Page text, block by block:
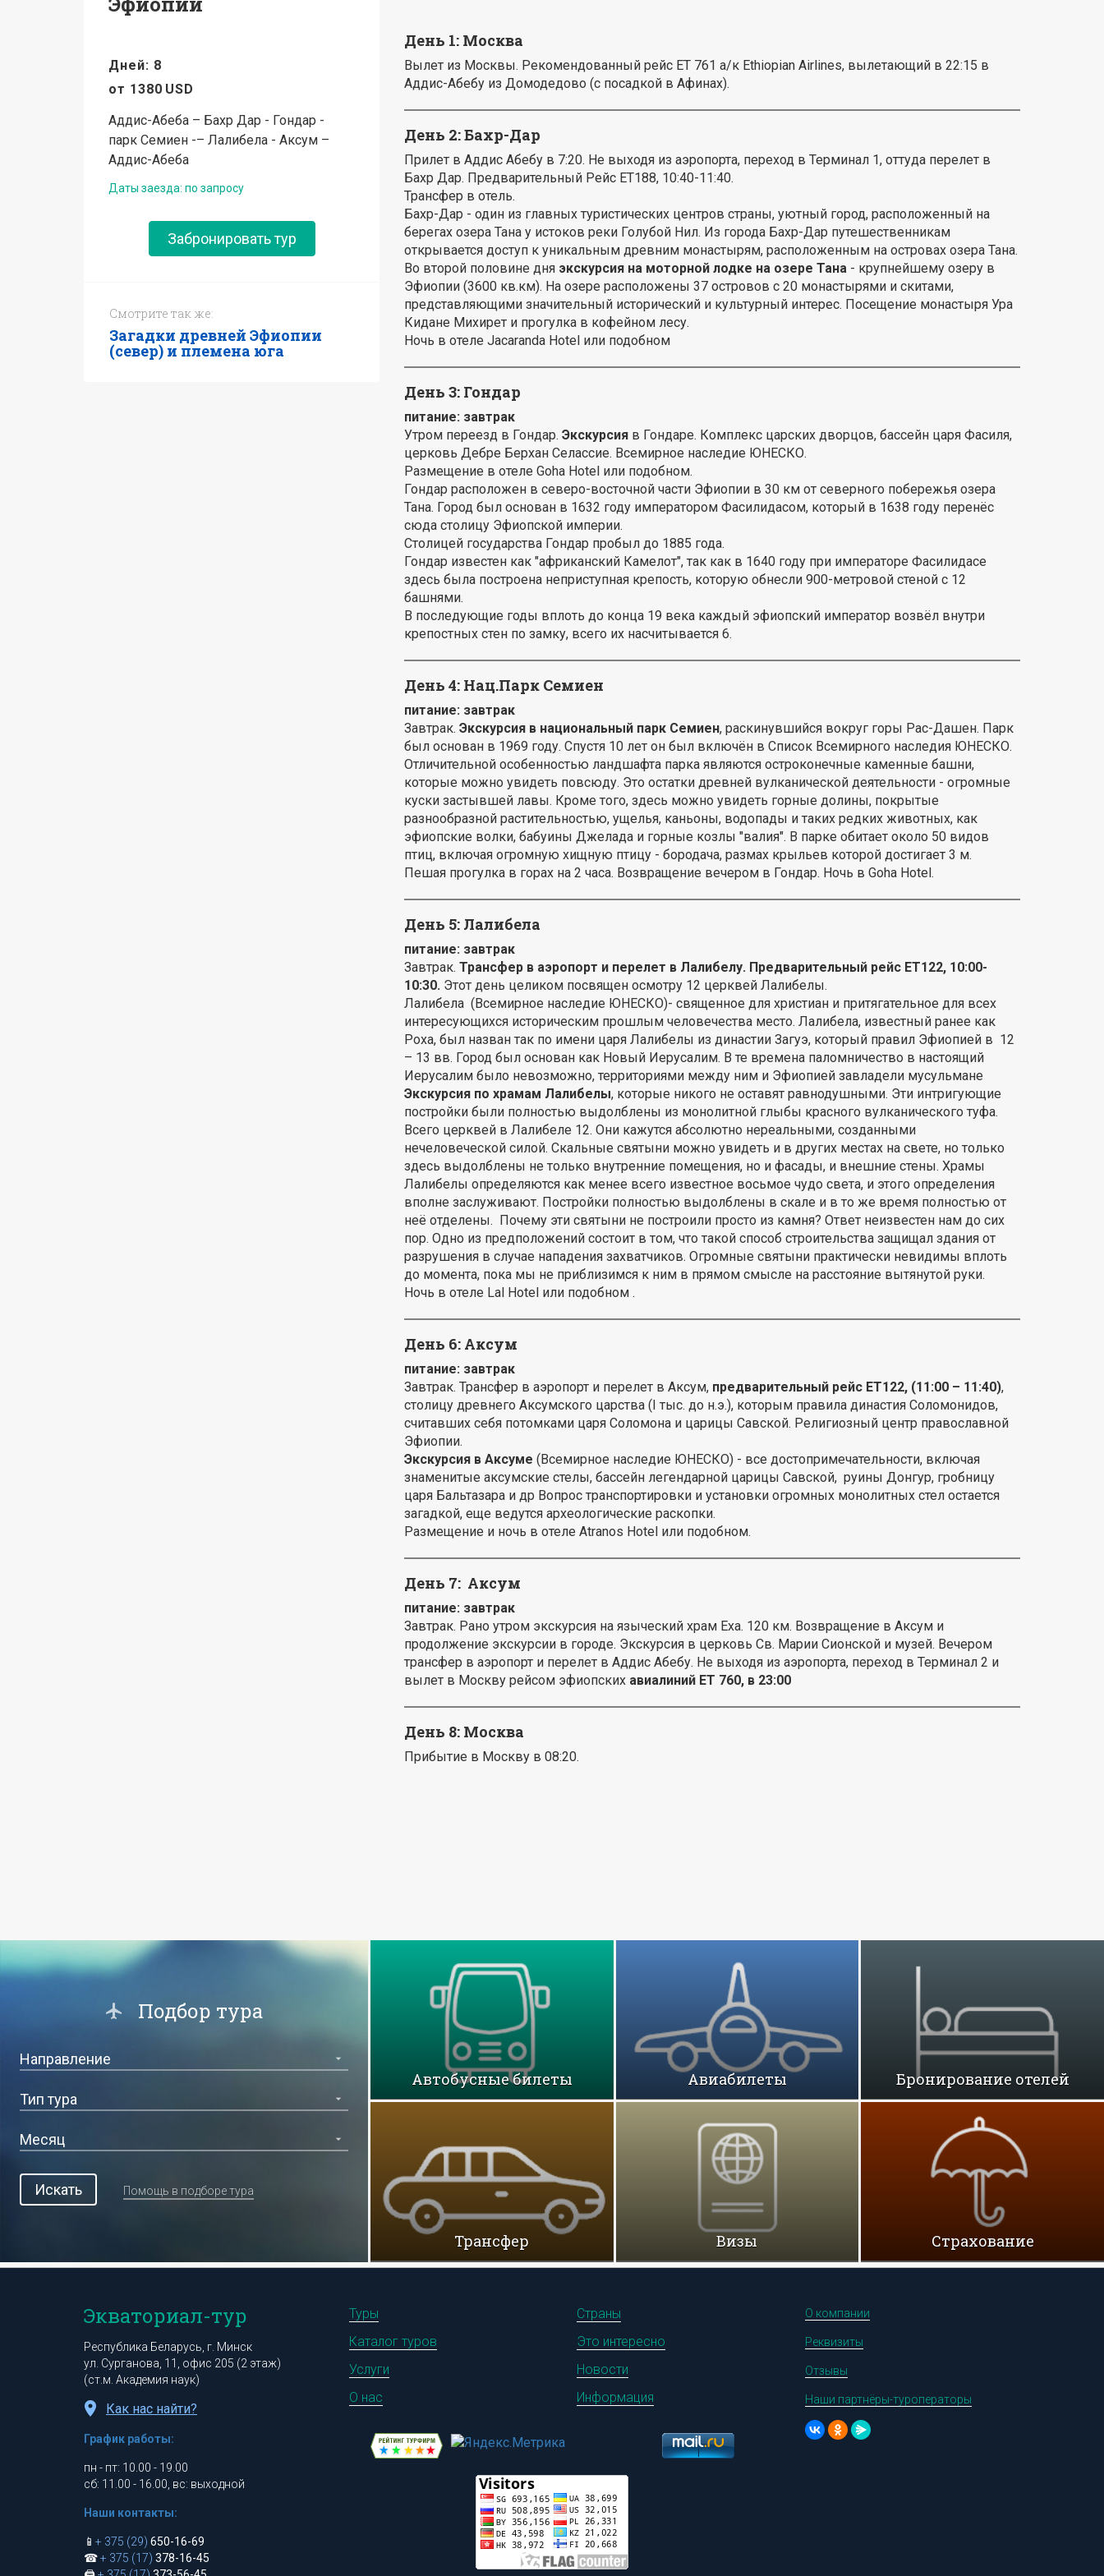
Дней: 8
от 1380 USD
Аддис-Абеба – Бахр Дар - Гондар -
парк Семиен -– Лалибела - Аксум –
Аддис-Абеба
Даты заезда: по запросу
Забронировать тур
Смотрите так же:
Загадки древней Эфиопии
(север) и племена юга
День 1: Москва
Вылет из Москвы. Рекомендованный рейс ET 761 а/к Ethiopian Airlines, вылетающий в 22:15 в
Аддис-Абебу из Домодедово (с посадкой в Афинах).
День 2:Бахр-Дар
Прилет в Аддис Абебу в 7:20. Не выходя из аэропорта, переход в Терминал 1, оттуда перелет в
Бахр Дар. Предварительный Рейс ЕТ188, 10:40-11:40.
Трансфер в отель.
Бахр-Дар - один из главных туристических центров страны, уютный город, расположенный на
берегах озера Тана у истоков реки Голубой Нил. Из города Бахр-Дар путешественникам
открывается доступ к уникальным древним монастырям, расположенным на островах озера Тана.
Во второй половине дня экскурсия на моторной лодке на озере Тана - крупнейшему озеру в
Эфиопии (3600 кв.км). На озере расположены 37 островов с 20 монастырями и скитами,
представляющими значительный исторический и культурный интерес. Посещение монастыря Ура
Кидане Михирет и прогулка в кофейном лесу.
Ночь в отеле Jacaranda Hotel или подобном
День 3: Гондар
питание: завтрак
Утром переезд в Гондар. Экскурсия в Гондаре. Комплекс царских дворцов, бассейн царя Фасиля,
церковь Дебре Берхан Селассие. Всемирное наследие ЮНЕСКО.
Размещение в отеле Goha Hotel или подобном.
Гондар расположен в северо-восточной части Эфиопии в 30 км от северного побережья озера
Тана. Город был основан в 1632 году императором Фасилидасом, который в 1638 году перенёс
сюда столицу Эфиопской империи.
Столицей государства Гондар пробыл до 1885 года.
Гондар известен как "африканский Камелот", так как в 1640 году при императоре Фасилидасе
здесь была построена неприступная крепость, которую обнесли 900-метровой стеной с 12
башнями.
В последующие годы вплоть до конца 19 века каждый эфиопский император возвёл внутри
крепостных стен по замку, всего их насчитывается 6.
День 4: Нац.Парк Семиен
питание: завтрак
Завтрак. Экскурсия в национальный парк Семиен, раскинувшийся вокруг горы Рас-Дашен. Парк
был основан в 1969 году. Спустя 10 лет он был включён в Список Всемирного наследия ЮНЕСКО.
Отличительной особенностью ландшафта парка являются остроконечные каменные башни,
которые можно увидеть повсюду. Это остатки древней вулканической деятельности - огромные
куски застывшей лавы. Кроме того, здесь можно увидеть горные долины, покрытые
разнообразной растительностью, ущелья, каньоны, водопады и таких редких животных, как
эфиопские волки, бабуины Джелада и горные козлы "валия". В парке обитает около 50 видов
птиц, включая огромную хищную птицу - бородача, размах крыльев которой достигает 3 м.
Пешая прогулка в горах на 2 часа. Возвращение вечером в Гондар. Ночь в Goha Hotel.
День 5: Лалибела
питание: завтрак
Завтрак. Трансфер в аэропорт и перелет в Лалибелу. Предварительный рейс ЕТ122, 10:00-
10:30. Этот день целиком посвящен осмотру 12 церквей Лалибелы.
Лалибела (Всемирное наследие ЮНЕСКО)- священное для христиан и притягательное для всех
интересующихся историческим прошлым человечества место. Лалибела, известный ранее как
Роха, был назван так по имени царя Лалибелы из династии Загуэ, который правил Эфиопией в 12
– 13 вв. Город был основан как Новый Иерусалим. В те времена паломничество в настоящий
Иерусалим было невозможно, территориями между ним и Эфиопией завладели мусульмане
Экскурсия по храмам Лалибелы, которые никого не оставят равнодушными. Эти интригующие
постройки были полностью выдолблены из монолитной глыбы красного вулканического туфа.
Всего церквей в Лалибеле 12. Они кажутся абсолютно нереальными, созданными
нечеловеческой силой. Скальные святыни можно увидеть и в других местах на свете, но только
здесь выдолблены не только внутренние помещения, но и фасады, и внешние стены. Храмы
Лалибелы определяются как менее всего известное восьмое чудо света, и этого определения
вполне заслуживают. Постройки полностью выдолблены в скале и в то же время полностью от
неё отделены. Почему эти святыни не построили просто из камня? Ответ неизвестен нам до сих
пор. Одно из предположений состоит в том, что такой способ строительства защищал здания от
разрушения в случае нападения захватчиков. Огромные святыни практически невидимы вплоть
до момента, пока мы не приблизимся к ним в прямом смысле на расстояние вытянутой руки.
Ночь в отеле Lal Hotel или подобном .
День 6: Аксум
питание: завтрак
Завтрак. Трансфер в аэропорт и перелет в Аксум, предварительный рейс ЕТ122, (11:00 – 11:40),
столицу древнего Аксумского царства (I тыс. до н.э.), которым правила династия Соломонидов,
считавших себя потомками царя Соломона и царицы Савской. Религиозный центр православной
Эфиопии.
Экскурсия в Аксуме (Всемирное наследие ЮНЕСКО) - все достопримечательности, включая
знаменитые аксумские стелы, бассейн легендарной царицы Савской, руины Донгур, гробницу
царя Бальтазара и др Вопрос транспортировки и установки огромных монолитных стел остается
загадкой, еще ведутся археологические раскопки.
Размещение и ночь в отеле Atranos Hotel или подобном.
День 7: Аксум
питание: завтрак
Завтрак. Рано утром экскурсия на языческий храм Еха. 120 км. Возвращение в Аксум и
продолжение экскурсии в городе. Экскурсия в церковь Св. Марии Сионской и музей. Вечером
трансфер в аэропорт и перелет в Аддис Абебу. Не выходя из аэропорта, переход в Терминал 2 и
вылет в Москву рейсом эфиопских авиалиний ET 760, в 23:00
День 8: Москва
Прибытие в Москву в 08:20.
Подбор тура
Искать Помощь в подборе тура
Автобусные билеты Авиабилеты Бронирование отелей
Трансфер Визы Cтрахование
О компании
Реквизиты
Отзывы
Наши партнёры-туроператоры
Экваториал-тур
Республика Беларусь, г. Минск
ул. Сурганова, 11, офис 205 (2 этаж)
(ст.м. Академия наук)
Как нас найти?
График работы:
пн - пт: 10.00 - 19.00
сб: 11.00 - 16.00, вс: выходной
Наши контакты:
📱 + 375 (29) 650-16-69
☎+ 375 (17) 378-16-45
Туры
Страны
Каталог туров
Это интересно
Услуги
Новости
О нас
Информация